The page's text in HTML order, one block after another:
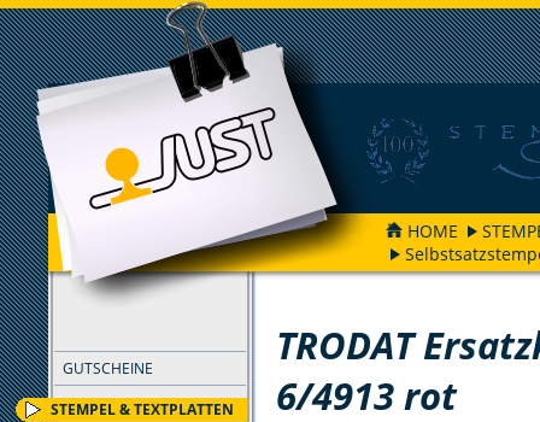
HOME
GUTSCHEINE
STEMPEL & TEXTPLATTEN
FILTER
TRODAT
6/4913 rot